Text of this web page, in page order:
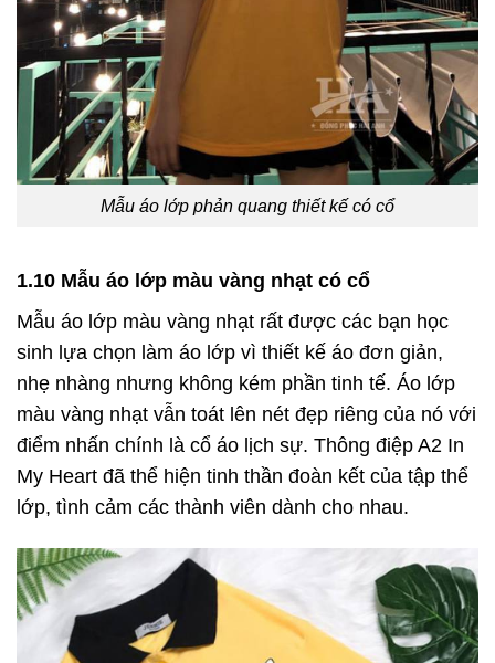
Mẫu áo lớp phản quang thiết kế có cổ
1.10 Mẫu áo lớp màu vàng nhạt có cổ
Mẫu áo lớp màu vàng nhạt rất được các bạn học
sinh lựa chọn làm áo lớp vì thiết kế áo đơn giản,
nhẹ nhàng nhưng không kém phần tinh tế. Áo lớp
màu vàng nhạt vẫn toát lên nét đẹp riêng của nó với
điểm nhấn chính là cổ áo lịch sự. Thông điệp A2 In
My Heart đã thể hiện tinh thần đoàn kết của tập thể
lớp, tình cảm các thành viên dành cho nhau.